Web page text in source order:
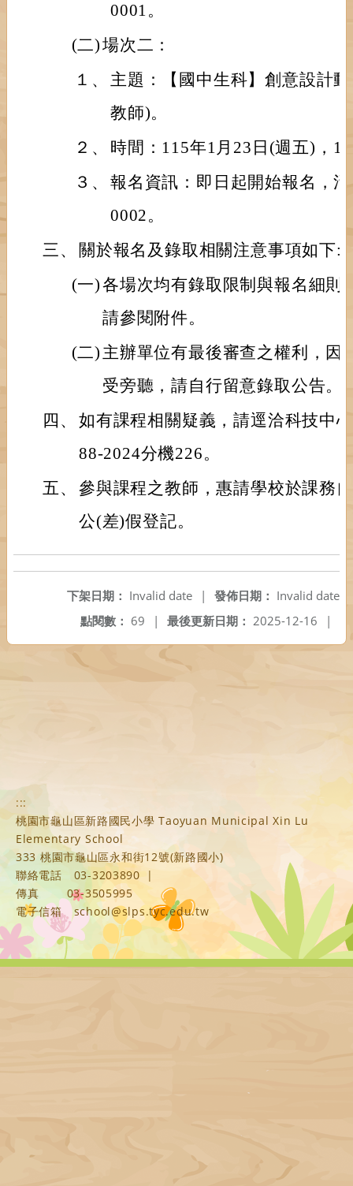
0001。
(二)場次二：
１、
主題：【國中生科】創意設計
教師)。
２、
時間：115年1月23日(週五)，
３、 報名資訊：即日起開始報名，
0002。
三、
關於報名及錄取相關注意事項如下:
(一)各場次均有錄取限制與報名細則
請參閱附件。
(二) 主辦單位有最後審查之權利，因
受旁聽，請自行留意錄取公告。
四、 如有課程相關疑義，請逕洽科技中
88-2024分機226。
五、 參與課程之教師，惠請學校於課務
公(差)假登記。
發佈日期： Invalid date
下架日期： Invalid date
|
最後更新日期： 2025-12-16 |
點閱數： 69 |
:::
桃園市龜山區新路國民小學 Taoyuan Municipal Xin Lu
Elementary School
333 桃園市龜山區永和街12號(新路國小)
聯絡電話
03-3203890
|
傳真
03-3505995
電子信箱
school@slps.tyc.edu.tw